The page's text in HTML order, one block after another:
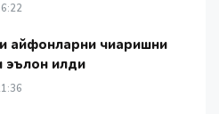
айфонларни чиқаришни
эълон қилди